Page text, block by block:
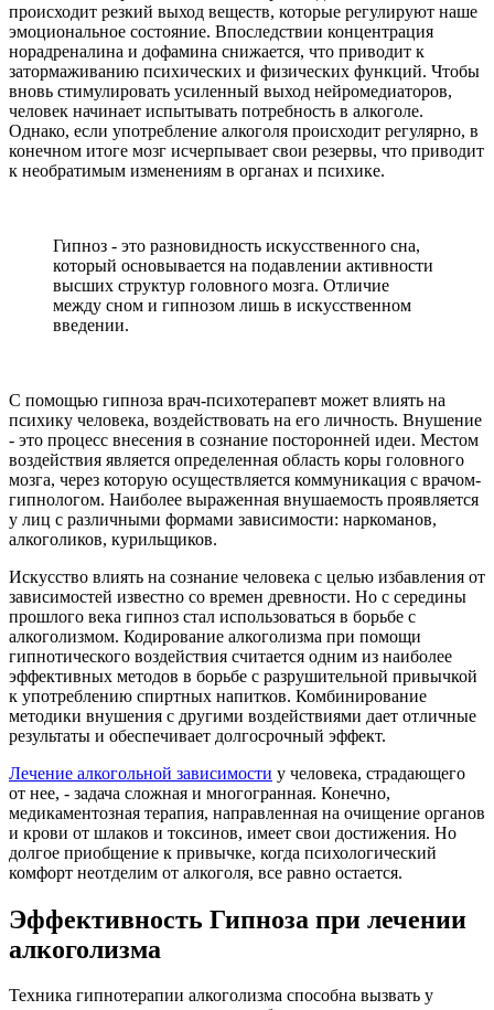
происходит резкий выход веществ, которые регулируют наше
эмоциональное состояние. Впоследствии концентрация
норадреналина и дофамина снижается, что приводит к
затормаживанию психических и физических функций. Чтобы
вновь стимулировать усиленный выход нейромедиаторов,
человек начинает испытывать потребность в алкоголе.
Однако, если употребление алкоголя происходит регулярно, в
конечном итоге мозг исчерпывает свои резервы, что приводит
к необратимым изменениям в органах и психике.
Гипноз - это разновидность искусственного сна,
который основывается на подавлении активности
высших структур головного мозга. Отличие
между сном и гипнозом лишь в искусственном
введении.
С помощью гипноза врач-психотерапевт может влиять на
психику человека, воздействовать на его личность. Внушение
- это процесс внесения в сознание посторонней идеи. Местом
воздействия является определенная область коры головного
мозга, через которую осуществляется коммуникация с врачом-
гипнологом. Наиболее выраженная внушаемость проявляется
у лиц с различными формами зависимости: наркоманов,
алкоголиков, курильщиков.
Искусство влиять на сознание человека с целью избавления от
зависимостей известно со времен древности. Но с середины
прошлого века гипноз стал использоваться в борьбе с
алкоголизмом. Кодирование алкоголизма при помощи
гипнотического воздействия считается одним из наиболее
эффективных методов в борьбе с разрушительной привычкой
к употреблению спиртных напитков. Комбинирование
методики внушения с другими воздействиями дает отличные
результаты и обеспечивает долгосрочный эффект.
Лечение алкогольной зависимости у человека, страдающего
от нее, - задача сложная и многогранная. Конечно,
медикаментозная терапия, направленная на очищение органов
и крови от шлаков и токсинов, имеет свои достижения. Но
долгое приобщение к привычке, когда психологический
комфорт неотделим от алкоголя, все равно остается.
Эффективность Гипноза при лечении
алкоголизма
Техника гипнотерапии алкоголизма способна вызвать у